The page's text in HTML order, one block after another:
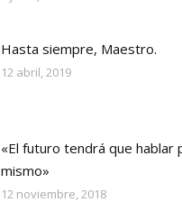
Hasta siempre, Maestro.
12 abril, 2019
«El futuro tendrá que hablar
mismo»
12 noviembre, 2018